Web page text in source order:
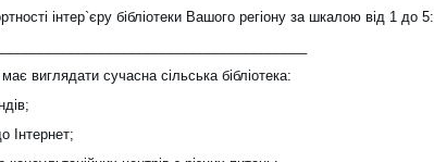
інтер`єру бібліотеки Вашого регіону за шкалою від 1 до 5:
виглядати сучасна сільська бібліотека:
Інтернет;